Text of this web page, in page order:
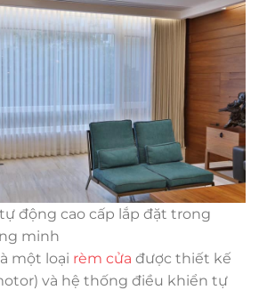
động cao cấp lắp đặt trong
minh
một loại rèm cửa được thiết kế
và hệ thống điều khiển tự